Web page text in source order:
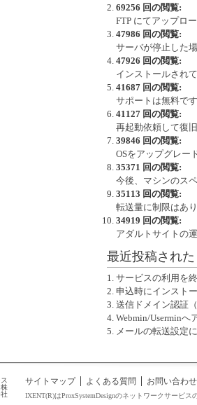
69256 回の閲覧:
FTP にてアップロ
47986 回の閲覧:
サーバが停止した
47926 回の閲覧:
インストールされ
41687 回の閲覧:
サポートは無料で
41127 回の閲覧:
再起動依頼して復
39846 回の閲覧:
OSをアップグレー
35371 回の閲覧:
今後、マシンのス
35113 回の閲覧:
転送量に制限はあ
34919 回の閲覧:
アダルトサイトの
最近投稿され
サービスの利用を
申込時にインスト
送信ドメイン認証
Webmin/Userminへ
メールの転送設定
サイトマップ よくある質問 お問い合わせ
IXENT(R)はProxSystemDesignのネットワークサービス